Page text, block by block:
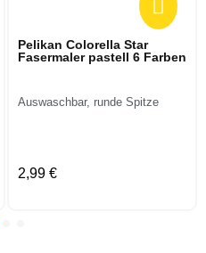
Pelikan Colorella Star
Fasermaler pastell 6 Farben
Auswaschbar, runde Spitze
2,99 €